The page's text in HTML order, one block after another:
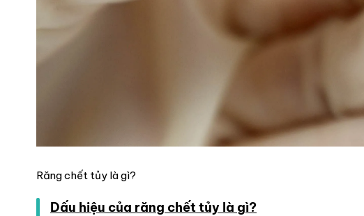
Răng chết tủy là gì?
Dấu hiệu của răng chết tủy là gì?